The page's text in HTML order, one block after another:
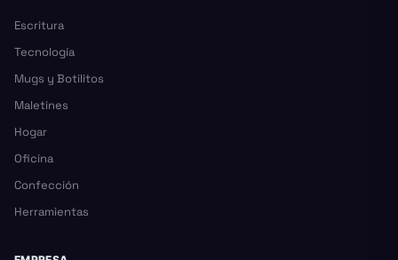
Escritura
Tecnología
Mugs y Botilitos
Maletines
Hogar
Oficina
Confección
Herramientas